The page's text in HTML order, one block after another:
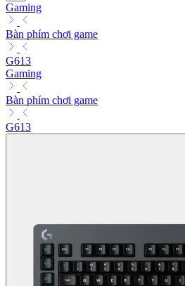
Gaming
Bàn phím chơi game
G613
Gaming
Bàn phím chơi game
G613